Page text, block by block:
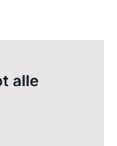
alle